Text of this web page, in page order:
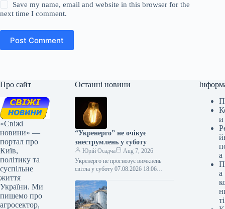
Save my name, email and website in this browser for the
next time I comment.
Post Comment
Про сайт
«Свіжі
новини» —
портал про
Київ,
політику та
суспільне
життя
України. Ми
пишемо про
агросектор,
Останні новини
“Укренерго” не очікує
знеструмлень у суботу
Юрій Осадча
Aug 7, 2026
Укренерго не прогнозує вимкнень
світла у суботу 07.08.2026 18:06
серпня, обмеження використання
електроенергії не…
и
а
а
ті